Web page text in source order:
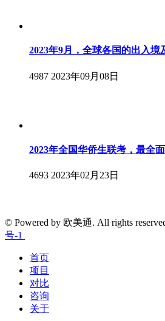
2023年9月，全球各国的出入境
4987 2023年09月08日
2023年全国华侨生联考，最全
4693 2023年02月23日
© Powered by 欧美通. All rights
号-1
首页
项目
对比
咨询
关于